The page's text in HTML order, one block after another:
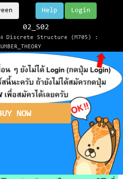
Login
Help
02_S02
อง Discrete Structure (M705) :
NOW